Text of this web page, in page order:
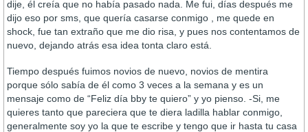
dije, él creía que no había pasado nada. Me fui, días después me
dijo eso por sms, que quería casarse conmigo , me quede en
shock, fue tan extraño que me dio risa, y pues nos contentamos de
nuevo, dejando atrás esa idea tonta claro está.
Tiempo después fuimos novios de nuevo, novios de mentira
porque sólo sabía de él como 3 veces a la semana y es un
mensaje como de “Feliz día bby te quiero” y yo pienso. -Si, me
quieres tanto que pareciera que te diera ladilla hablar conmigo,
generalmente soy yo la que te escribe y tengo que ir hasta tu casa